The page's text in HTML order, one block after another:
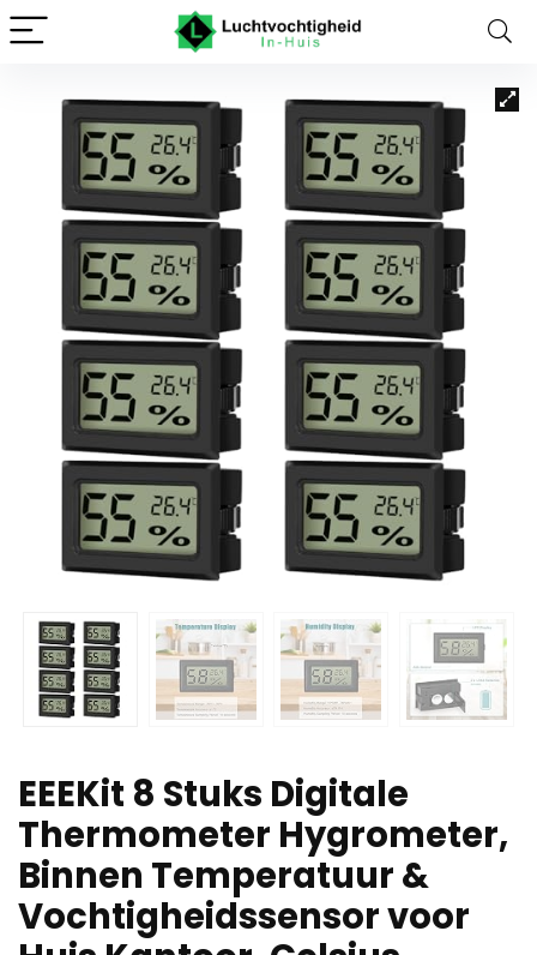
EEEKit 8 Stuks Digitale
Thermometer Hygrometer,
Binnen Temperatuur &
Vochtigheidssensor voor